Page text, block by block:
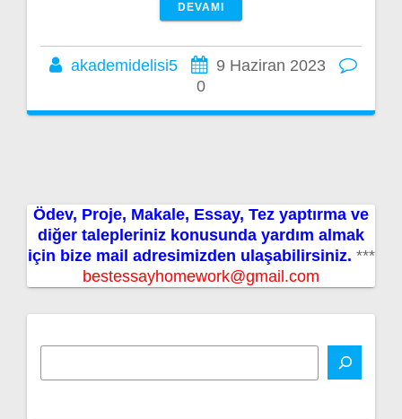
DEVAMI
akademidelisi5
9 Haziran 2023
0
Ödev, Proje, Makale, Essay, Tez yaptırma ve
diğer talepleriniz konusunda yardım almak
için bize mail adresimizden ulaşabilirsiniz. ***
bestessayhomework@gmail.com